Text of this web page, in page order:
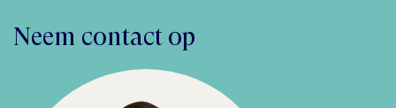
Neem contact op